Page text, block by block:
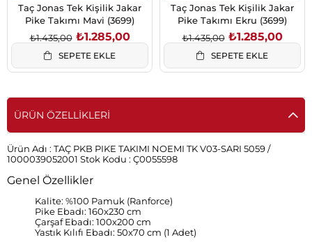
Taç Jonas Tek Kişilik Jakar
Pike Takımı Mavi (3699)
₺1.285,00
₺1.435,00
SEPETE EKLE
Taç Jonas Tek Kişilik Jakar
Pike Takımı Ekru (3699)
₺1.285,00
₺1.435,00
SEPETE EKLE
ÜRÜN ÖZELLIKLERI
Ürün Adı : TAÇ PKB PIKE TAKIMI NOEMI TK V03-SARI 5059 /
1000039052001 Stok Kodu : Ç0055598
Genel Özellikler
Kalite: %100 Pamuk (Ranforce)
Pike Ebadı: 160x230 cm
Çarşaf Ebadı: 100x200 cm
Yastık Kılıfı Ebadı: 50x70 cm (1 Adet)